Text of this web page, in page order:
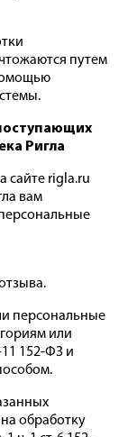
путем
Ригла
сайте rigla.ru
вам
персональные
или
152-ФЗ и
обработку